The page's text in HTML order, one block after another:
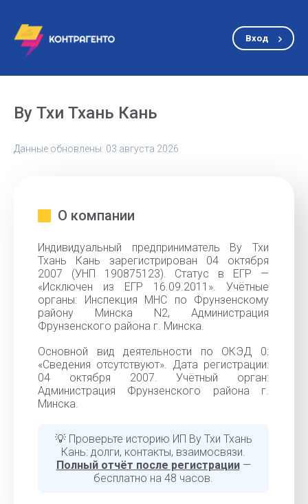
Вход
Ву Тхи Тхань Кань
Данные обновлены: 03 августа 2026
О компании
Индивидуальный предприниматель Ву Тхи
Тхань Кань зарегистрирован 04 октября
2007 (УНП 190875123). Статус в ЕГР —
«Исключен из ЕГР 16.09.2011». Учётные
органы: Инспекция МНС по Фрунзенскому
району Минска N2, Администрация
Фрунзенского района г. Минска.
Основной вид деятельности по ОКЭД 0:
«Сведения отсутствуют». Дата регистрации:
04 октября 2007. Учётный орган:
Администрация Фрунзенского района г.
Минска.
💡 Проверьте историю ИП Ву Тхи Тхань
Кань: долги, контакты, взаимосвязи.
Полный отчёт после регистрации—
бесплатно на 48 часов.